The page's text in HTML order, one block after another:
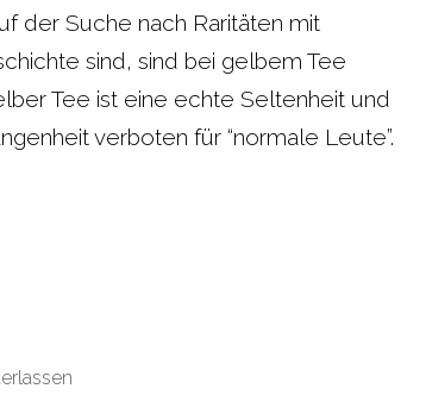
der Suche nach Raritäten mit
sind, sind bei gelbem Tee
Tee ist eine echte Seltenheit und
verboten für “normale Leute”.